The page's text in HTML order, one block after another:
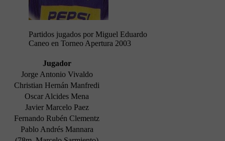
Partidos jugados por Miguel Eduardo
Caneo en Torneo Apertura 2003
Jugador
Jorge Antonio Vivaldo
Christian Hernán Manfredi
Oscar Alcides Mena
Javier Marcelo Paez
Fernando Rubén Clementz
Pablo Andrés Mannara